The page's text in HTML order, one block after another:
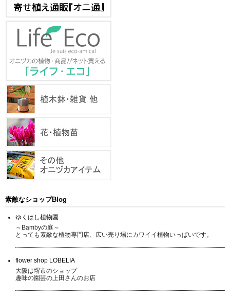
素敵なショップBlog
ゆくはし植物園
～Bambyの庭～
とっても素敵な植物専門店、広い売り場にカワイイ植物いっぱいです。
flower shop LOBELIA
大阪は堺市のショップ
趣味の園芸の上田さんのお店